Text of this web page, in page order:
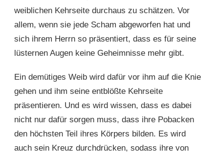
weiblichen Kehrseite durchaus zu schätzen. Vor
allem, wenn sie jede Scham abgeworfen hat und
sich ihrem Herrn so präsentiert, dass es für seine
lüsternen Augen keine Geheimnisse mehr gibt.
Ein demütiges Weib wird dafür vor ihm auf die Knie
gehen und ihm seine entblößte Kehrseite
präsentieren. Und es wird wissen, dass es dabei
nicht nur dafür sorgen muss, dass ihre Pobacken
den höchsten Teil ihres Körpers bilden. Es wird
auch sein Kreuz durchdrücken, sodass ihre von